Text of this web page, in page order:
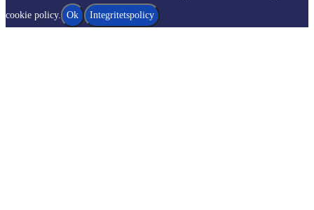
cookie policy. Ok Integritetspolicy